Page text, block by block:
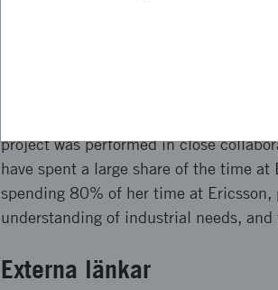
Technology transfer, dissemination
project was performed in close
have spent a large share of the time
spending 80% of her time at Ericsson,
understanding of industrial needs,
Externa länkar